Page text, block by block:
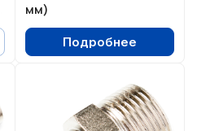
мм)
Подробнее